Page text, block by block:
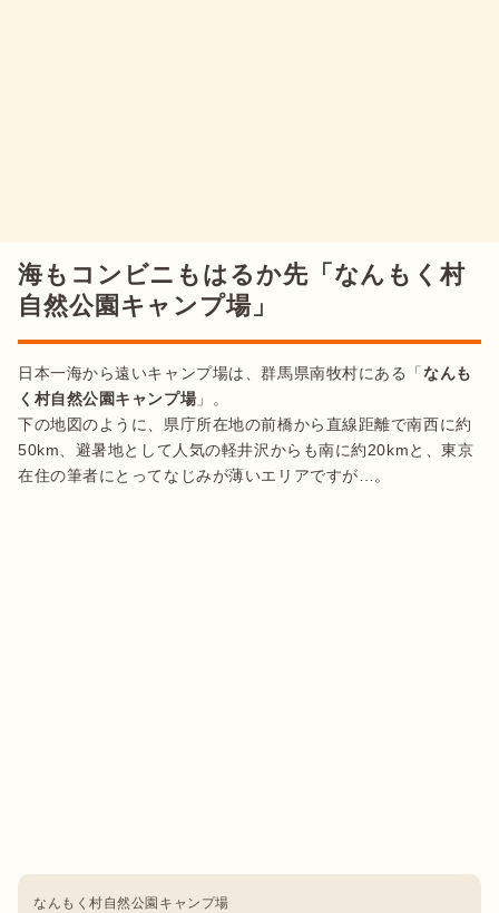
海もコンビニもはるか先「なんもく村
自然公園キャンプ場」
日本一海から遠いキャンプ場は、群馬県南牧村にある「なんも
く村自然公園キャンプ場 」。
下の地図のように、県庁所在地の前橋から直線距離で南西に約
50km、避暑地として人気の軽井沢からも南に約20kmと、東京
在住の筆者にとってなじみが薄いエリアですが…。
なんもく村自然公園キャンプ場